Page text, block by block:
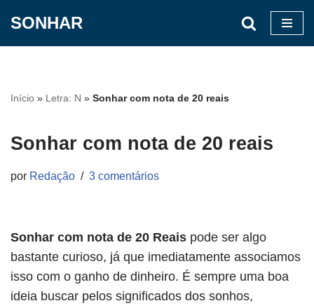
conteúdo
SONHAR
Início » Letra: N » Sonhar com nota de 20 reais
Sonhar com nota de 20 reais
por Redação 3 comentários
Sonhar com nota de 20 Reais pode ser algo
bastante curioso, já que imediatamente associamos
isso com o ganho de dinheiro. É sempre uma boa
ideia buscar pelos significados dos sonhos,